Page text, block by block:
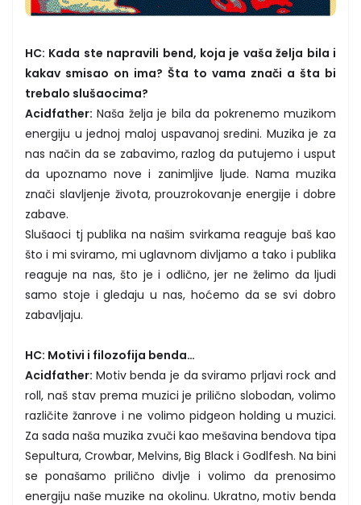
HC: Kada ste napravili bend, koja je vaša želja bila i
kakav smisao on ima? Šta to vama znači a šta bi
trebalo slušaocima?
Acidfather: Naša želja je bila da pokrenemo muzikom
energiju u jednoj maloj uspavanoj sredini. Muzika je za
nas način da se zabavimo, razlog da putujemo i usput
da upoznamo nove i zanimljive ljude. Nama muzika
znači slavljenje života, prouzrokovanje energije i dobre
zabave.
Slušaoci tj publika na našim svirkama reaguje baš kao
što i mi sviramo, mi uglavnom divljamo a tako i publika
reaguje na nas, što je i odlično, jer ne želimo da ljudi
samo stoje i gledaju u nas, hoćemo da se svi dobro
zabavljaju.
HC: Motivi i filozofija benda…
Acidfather: Motiv benda je da sviramo prljavi rock and
roll, naš stav prema muzici je prilično slobodan, volimo
različite žanrove i ne volimo pidgeon holding u muzici.
Za sada naša muzika zvuči kao mešavina bendova tipa
Sepultura, Crowbar, Melvins, Big Black i Godlfesh. Na bini
se ponašamo prilično divlje i volimo da prenosimo
energiju naše muzike na okolinu. Ukratno, motiv benda